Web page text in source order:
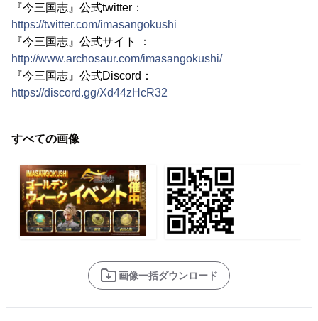
『今三国志』公式twitter：
https://twitter.com/imasangokushi
『今三国志』公式サイト ：
http://www.archosaur.com/imasangokushi/
『今三国志』公式Discord：
https://discord.gg/Xd44zHcR32
すべての画像
画像一括ダウンロード